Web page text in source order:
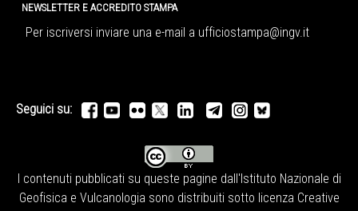
NEWSLETTER E ACCREDITO STAMPA
Per iscriversi inviare una e-mail a ufficiostampa@ingv.it
Seguici su:
I contenuti pubblicati su queste pagine dall'Istituto Nazionale di
Geofisica e Vulcanologia sono distribuiti sotto licenza Creative